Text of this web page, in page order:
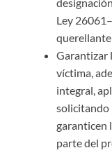
Ley
querellante
Garantizar
víctima,
integral,
solicitando
garanticen
parte del